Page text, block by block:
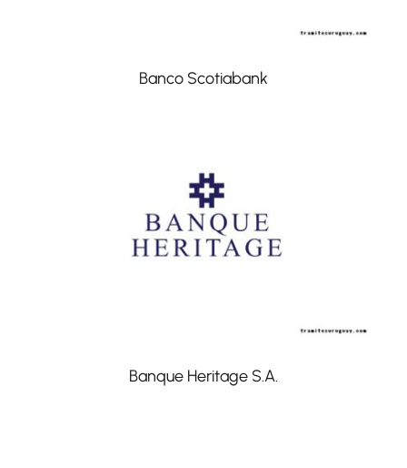
Banco Scotiabank
Banque Heritage S.A.